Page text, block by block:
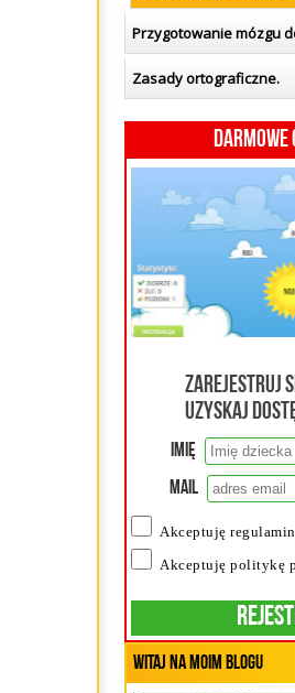
Przygotowanie mózgu
Zasady ortograficzne.
Darmowe
Zarejestruj
uzyskaj
Imię
Mail
Akceptuję
Akceptuję politykę
Witaj na moim blogu